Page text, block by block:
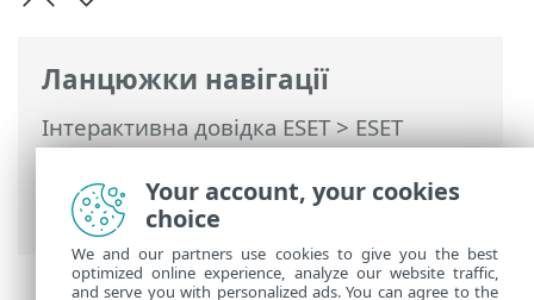
Ланцюжки навігації
Інтерактивна довідка ESET>ESET
Endpoint Antivirus for macOS>
Інсталяція> Активація продукту >
Локальна активація
Your account, your cookies
choice
We and our partners use cookies to give you the best
optimized online experience, analyze our website traffic,
and serve you with personalized ads. You can agree to the